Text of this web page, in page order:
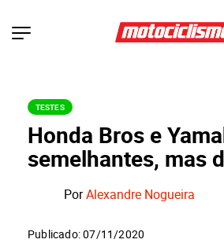
TESTES
Honda Bros e
semelhantes, mas
PorAlexandre Nogueira
Publicado: 07/11/2020